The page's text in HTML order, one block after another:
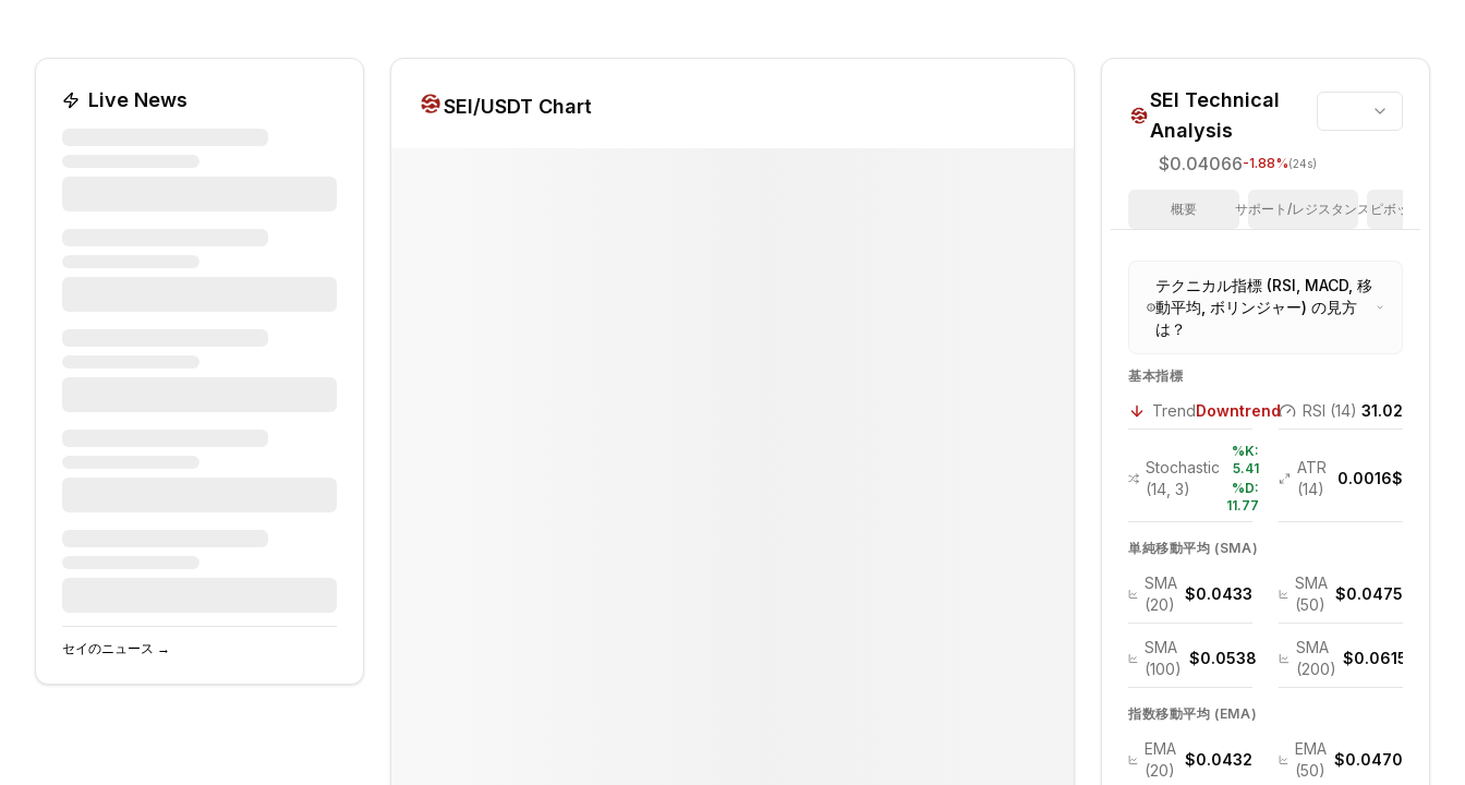
Live News
セイのニュース →
SEI/USDT Chart SEI Technical
Analysis
$0.04066-1.88%(24s)
概要 サポート/レジスタンス ピボットポイン
テクニカル指標 (RSI, MACD, 移
動平均, ボリンジャー) の見方
は？
基本指標
TrendDowntrend RSI (14) 31.02
Stochastic
(14, 3)
%K:
5.41
%D:
11.77
ATR
(14)
0.0016$
単純移動平均 (SMA)
SMA
(20)
$0.0433
SMA
(50)
$0.0475
SMA
(100)
$0.0538
SMA
(200)
$0.0615
指数移動平均 (EMA)
EMA
(20)
$0.0432
EMA
(50)
$0.0470